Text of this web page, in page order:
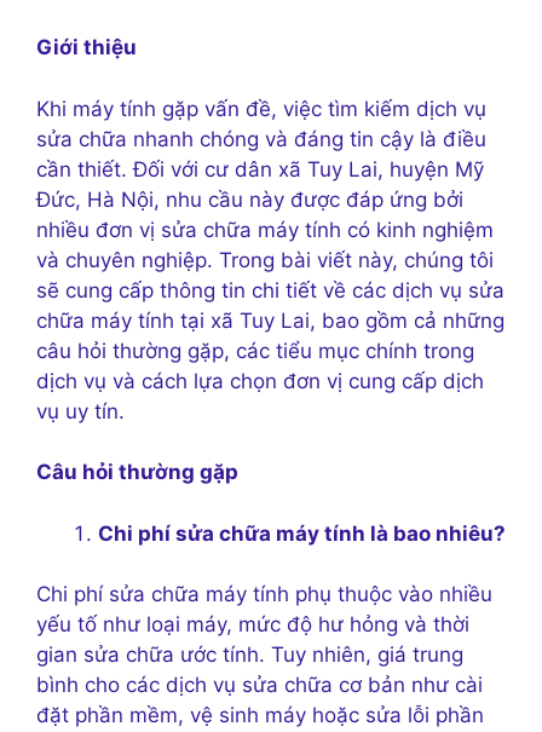
Giới thiệu
Khi máy tính gặp vấn đề, việc tìm kiếm dịch vụ
sửa chữa nhanh chóng và đáng tin cậy là điều
cần thiết. Đối với cư dân xã Tuy Lai, huyện Mỹ
Đức, Hà Nội, nhu cầu này được đáp ứng bởi
nhiều đơn vị sửa chữa máy tính có kinh nghiệm
và chuyên nghiệp. Trong bài viết này, chúng tôi
sẽ cung cấp thông tin chi tiết về các dịch vụ sửa
chữa máy tính tại xã Tuy Lai, bao gồm cả những
câu hỏi thường gặp, các tiểu mục chính trong
dịch vụ và cách lựa chọn đơn vị cung cấp dịch
vụ uy tín.
Câu hỏi thường gặp
Chi phí sửa chữa máy tính là bao nhiêu?
Chi phí sửa chữa máy tính phụ thuộc vào nhiều
yếu tố như loại máy, mức độ hư hỏng và thời
gian sửa chữa ước tính. Tuy nhiên, giá trung
bình cho các dịch vụ sửa chữa cơ bản như cài
đặt phần mềm, vệ sinh máy hoặc sửa lỗi phần